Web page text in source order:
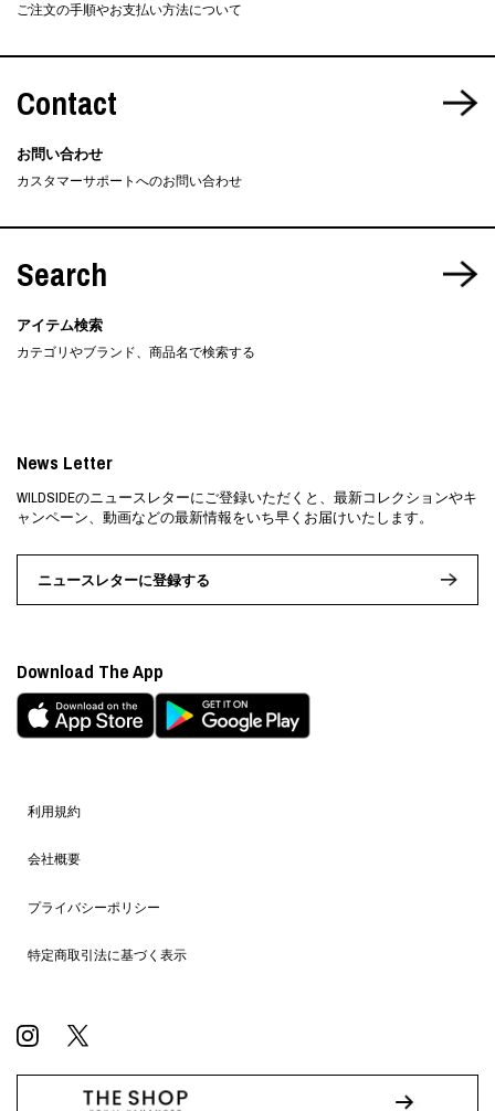
ご注文の手順やお支払い方法について
Contact
お問い合わせ
カスタマーサポートへのお問い合わせ
Search
アイテム検索
カテゴリやブランド、商品名で検索する
利用規約
会社概要
プライバシーポリシー
特定商取引法に基づく表示
News Letter
WILDSIDEのニュースレターにご登録いただくと、最新コレクションやキ
ャンペーン、動画などの最新情報をいち早くお届けいたします。
ニュースレターに登録する
Download The App